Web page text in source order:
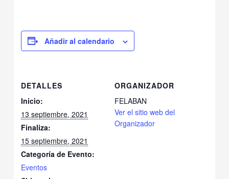
Añadir al calendario
DETALLES
Inicio:
13 septiembre, 2021
Finaliza:
15 septiembre, 2021
Categoría de Evento:
Eventos
ORGANIZADOR
FELABAN
Ver el sitio web del
Organizador